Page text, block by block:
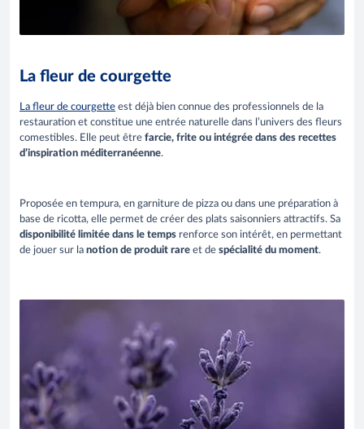
La fleur de courgette
La fleur de courgette est déjà bien connue des professionnels de la
restauration et constitue une entrée naturelle dans l’univers des fleurs
comestibles. Elle peut être farcie, frite ou intégrée dans des recettes
d’inspiration méditerranéenne.
Proposée en tempura, en garniture de pizza ou dans une préparation à
base de ricotta, elle permet de créer des plats saisonniers attractifs. Sa
disponibilité limitée dans le temps renforce son intérêt, en permettant
de jouer sur la notion de produit rare et de spécialité du moment.